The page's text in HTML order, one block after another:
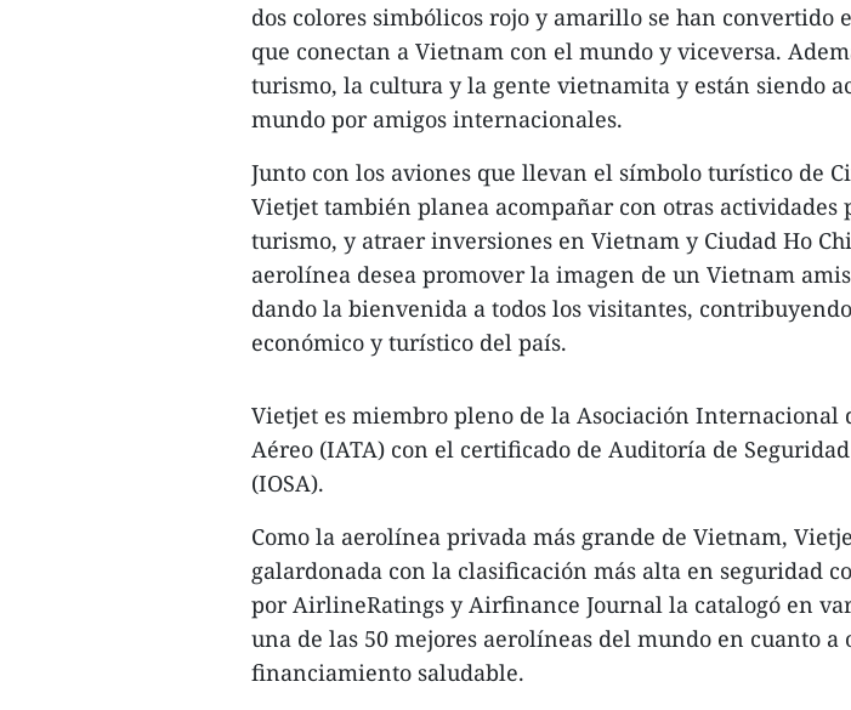
dos colores simbólicos rojo y amarillo se han convertido
que conectan a Vietnam con el mundo y viceversa.
turismo, la cultura y la gente vietnamita y están siendo
mundo por amigos internacionales.
Junto con los aviones que llevan el símbolo turístico de
Vietjet también planea acompañar con otras actividades
turismo, y atraer inversiones en Vietnam y Ciudad Ho
aerolínea desea promover la imagen de un Vietnam
dando la bienvenida a todos los visitantes,
económico y turístico del país.
Vietjet es miembro pleno de la Asociación Internacional
Aéreo (IATA) con el certificado de Auditoría de
(IOSA).
Como la aerolínea privada más grande de Vietnam,
galardonada con la clasificación más alta en seguridad
por AirlineRatings y Airfinance Journal la catalogó en
una de las 50 mejores aerolíneas del mundo en cuanto a
financiamiento saludable.